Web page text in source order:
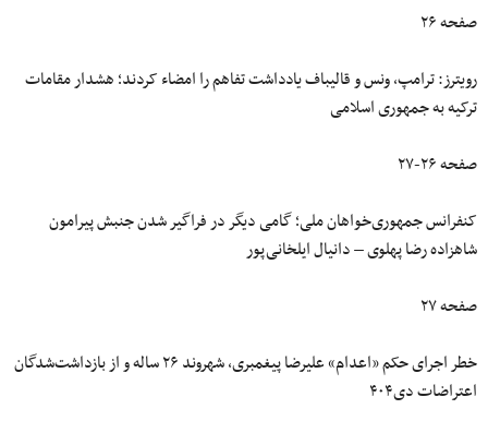
صفحه ۲۶
رویترز: ترامپ، ونس و قالیباف یادداشت تفاهم را امضاء کردند؛ هشدار مقامات
ترکیه به جمهوری اسلامی
صفحه ۲۶-۲۷
کنفرانس جمهوری‌خواهان ملی؛ گامی دیگر در فراگیر شدن جنبش پیرامون
شاهزاده رضا پهلوی – دانیال ایلخانی‌پور
صفحه ۲۷
خطر اجرای حکم «اعدام» علیرضا پیغمبری، شهروند ۲۶ ساله و از بازداشت‌شدگان
اعتراضات دی۴۰۴